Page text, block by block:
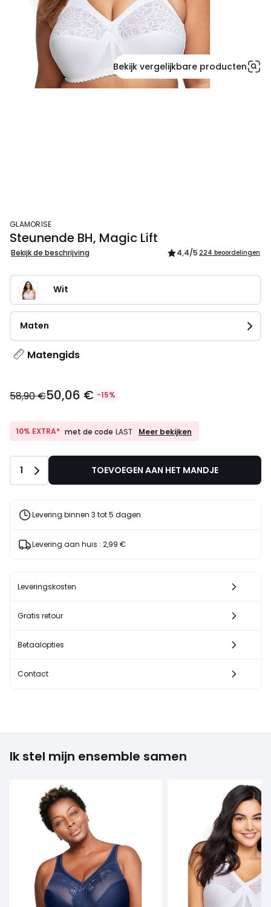
Bekijk vergelijkbare producten
GLAMORISE
Steunende BH, Magic Lift
Bekijk de beschrijving 4,4/5 224 beoordelingen
Wit
Maten
Matengids
58,90 €50,06 € -15%
10% EXTRA* met de code LAST
10%
code
LAST
Meer bekijken
Aantal
1 TOEVOEGEN AAN HET MANDJE
Levering binnen 3 tot 5 dagen
Levering aan huis : 2,99 €
Leveringskosten
Gratis retour
Betaalopties
Contact
Ik stel mijn ensemble samen